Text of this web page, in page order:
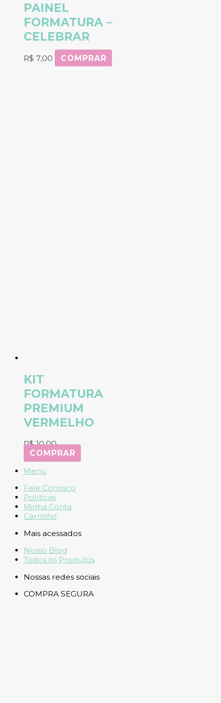
PAINEL
FORMATURA –
CELEBRAR
R$ 7,00 COMPRAR
KIT
FORMATURA
PREMIUM
VERMELHO
R$10,00
COMPRAR
Menu
Fale Conosco
Políticas
Minha Conta
Carrinho
Mais acessados
Nosso Blog
Todos os Produtos
Nossas redes sociais
COMPRA SEGURA